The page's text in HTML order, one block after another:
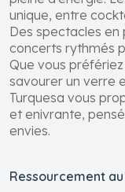
unique, entre
Des spectacles en
concerts rythmés
Que vous préfériez
savourer un verre
Turquesa vous
et enivrante,
envies.
Ressourcement